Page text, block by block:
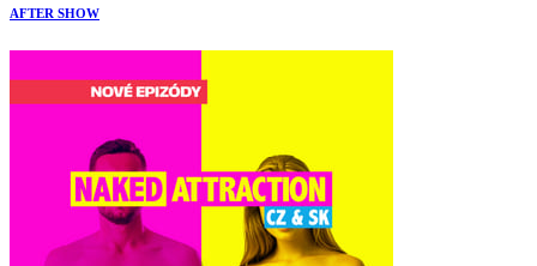
AFTER SHOW